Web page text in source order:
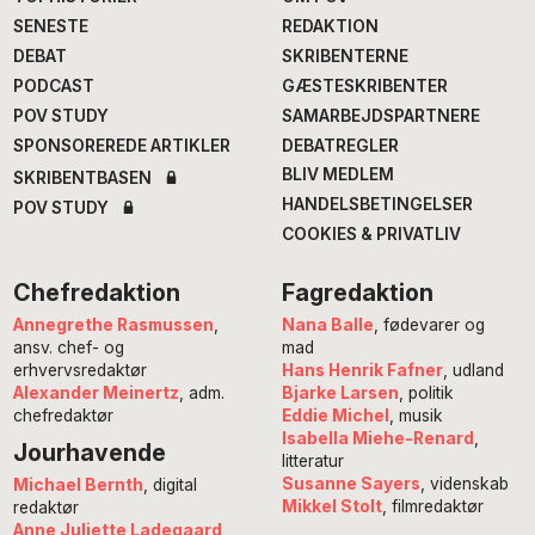
SENESTE
DEBAT
PODCAST
POV STUDY
SPONSOREREDE ARTIKLER
SKRIBENTBASEN
POV STUDY
REDAKTION
SKRIBENTERNE
GÆSTESKRIBENTER
SAMARBEJDSPARTNERE
DEBATREGLER
BLIV MEDLEM
HANDELSBETINGELSER
COOKIES & PRIVATLIV
Chefredaktion
Annegrethe Rasmussen
ansv. chef- og
erhvervsredaktør
Alexander Meinertz , adm.
chefredaktør
Jourhavende
Michael Bernth , digital
redaktør
Anne Juliette Ladegaard
Fagredaktion
Nana Balle , fødevarer og
mad
Hans Henrik Fafner, udland
Bjarke Larsen , politik
Eddie Michel
, musik
Isabella Miehe-Renard
litteratur
Susanne Sayers , videnskab
Mikkel Stolt, filmredaktør